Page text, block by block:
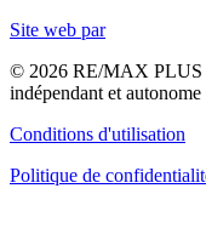
Site web par
© 2026 RE/MAX PLUS
indépendant et
Conditions d'utilisation
Politique de